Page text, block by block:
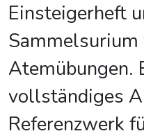
Einsteigerheft
Sammelsurium
Atemübungen.
vollständiges
Referenzwerk